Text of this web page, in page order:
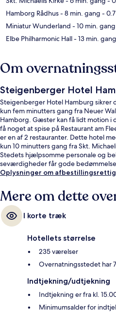
Hamborg Rådhus- 8 min. gang -
Miniatur Wunderland - 10 min. gang
Elbe Philharmonic Hall- 13 min. gang
Om
Steigenberger Hotel
Steigenberger Hotel Hamburg sikrer
kun fem minutters gang fra Neuer
Hamborg. Gæster kan få lidt motion i
få noget at spise på Restaurant am
er en af 2 restauranter. Dette hotel
kun 10 minutters gang fra Skt.
Stedets hjælpsomme personale og
seværdigheder får gode
transport ligger kun en kort gåtur
væk.
Oplysninger om
Mere om dette
I korte træk
Hotellets størrelse
235 værelser
Overnatningsstedet har
Indtjekning/udtjekning
Indtjekning er fra kl.
Minimumsalder for